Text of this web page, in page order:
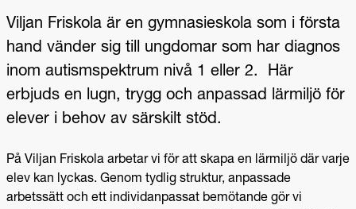
Viljan Friskola är en gymnasieskola som i första
hand vänder sig till ungdomar som har diagnos
inom autismspektrum nivå 1 eller 2. Här
erbjuds en lugn, trygg och anpassad lärmiljö för
elever i behov av särskilt stöd.
På Viljan Friskola arbetar vi för att skapa en lärmiljö där varje
elev kan lyckas. Genom tydlig struktur, anpassade
arbetssätt och ett individanpassat bemötande gör vi